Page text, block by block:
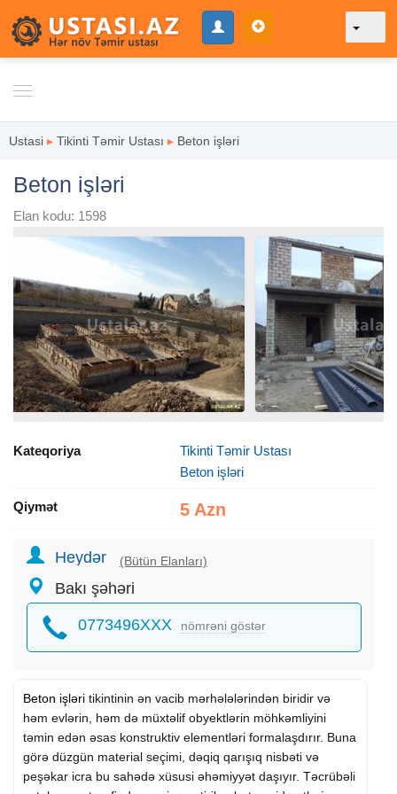
Ustasi ▸ Tikinti Təmir Ustası ▸ Beton işləri
Beton işləri
Elan kodu: 1598
Kateqoriya
Tikinti Təmir Ustası
Beton işləri
Qiymət 5 Azn
Heydər (Bütün Elanları)
Bakı şəhəri
0773496XXX nömrəni göstər
Beton işləri tikintinin ən vacib mərhələlərindən biridir və
həm evlərin, həm də müxtəlif obyektlərin möhkəmliyini
təmin edən əsas konstruktiv elementləri formalaşdırır. Buna
görə düzgün material seçimi, dəqiq qarışıq nisbəti və
peşəkar icra bu sahədə xüsusi əhəmiyyət daşıyır. Təcrübəli